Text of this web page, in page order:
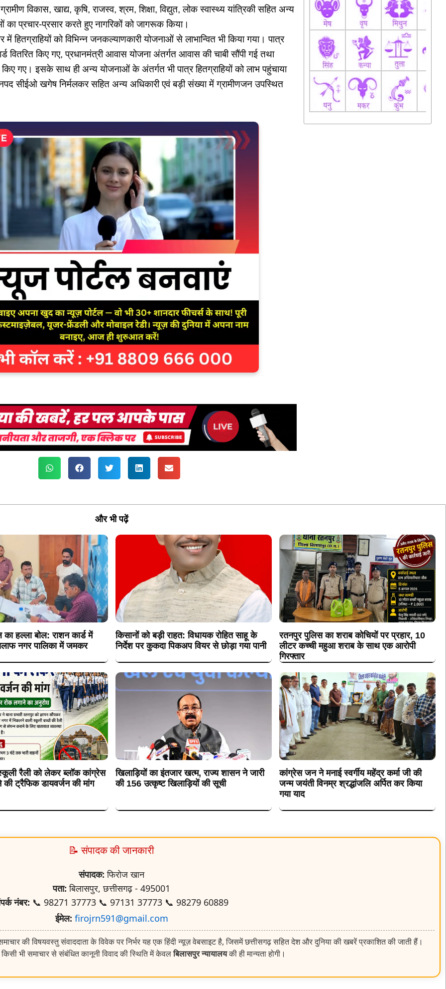
विकास, खाद्य, कृषि, राजस्व, श्रम, शिक्षा, विद्युत, लोक स्वास्थ्य यांत्रिकी सहित अन्य
का प्रचार-प्रसार करते हुए नागरिकों को जागरूक किया।
में हितग्राहियों को विभिन्न जनकल्याणकारी योजनाओं से लाभान्वित भी किया गया। पात्र
वितरित किए गए, प्रधानमंत्री आवास योजना अंतर्गत आवास की चाबी सौंपी गई तथा
किए गए। इसके साथ ही अन्य योजनाओं के अंतर्गत भी पात्र हितग्राहियों को लाभ पहुंचाया
सीईओ खगेष निर्मलकर सहित अन्य अधिकारी एवं बड़ी संख्या में ग्रामीणजन उपस्थित
और भी पढ़ें
का हल्ला बोल: राशन कार्ड में
नगर पालिका में जमकर
किसानों को बड़ी राहत: विधायक रोहित साहू के
निर्देश पर कुकदा पिकअप वियर से छोड़ा गया पानी
रतनपुर पुलिस का शराब कोचियों पर प्रहार, 10
लीटर कच्ची महुआ शराब के साथ एक आरोपी
गिरफ्तार
रैली को लेकर ब्लॉक कांग्रेस
ट्रैफिक डायवर्जन की मांग
खिलाड़ियों का इंतजार खत्म, राज्य शासन ने जारी
की 156 उत्कृष्ट खिलाड़ियों की सूची
कांग्रेस जन ने मनाई स्वर्गीय महेंद्र कर्मा जी की
जन्म जयंती विनम्र श्रद्धांजलि अर्पित कर किया
गया याद
📝 संपादक की जानकारी
संपादक: फिरोज खान
पता: बिलासपुर, छत्तीसगढ़ - 495001
नंबर: 📞 98271 37773 📞 97131 37773 📞 98279 60889
ईमेल: firojrn591@gmail.com
की विषयवस्तु संवाददाता के विवेक पर निर्भर यह एक हिंदी न्यूज़ वेबसाइट है, जिसमें छत्तीसगढ़ सहित देश और दुनिया की खबरें प्रकाशित की जाती हैं।
भी समाचार से संबंधित कानूनी विवाद की स्थिति में केवलबिलासपुर न्यायालयकी ही मान्यता होगी।